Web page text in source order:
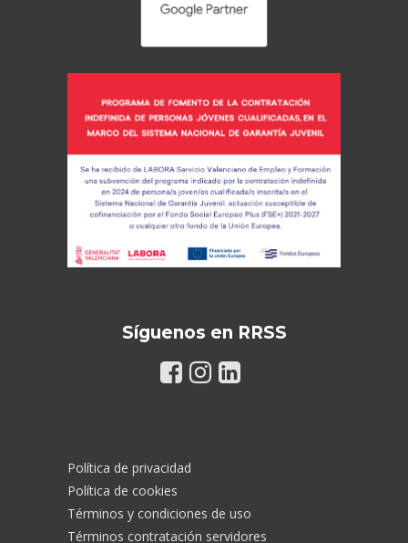
Síguenos en RRSS
Política de privacidad
Política de cookies
Términos y condiciones de uso
Términos contratación servidores